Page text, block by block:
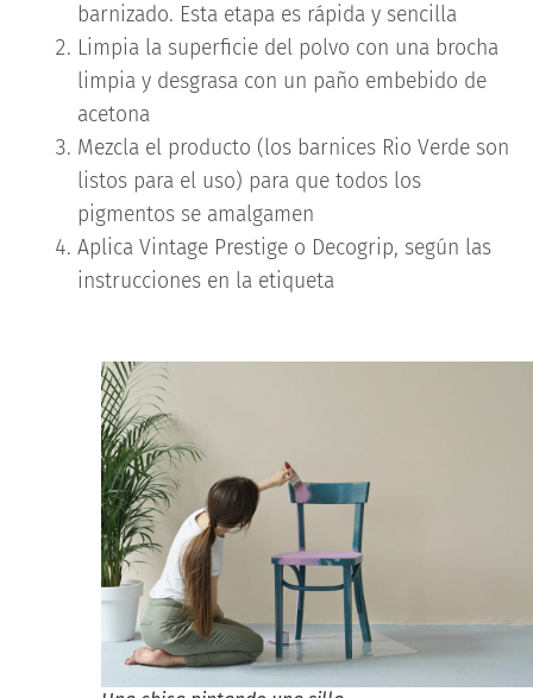
barnizado. Esta etapa es rápida y sencilla
Limpia la superficie del polvo con una brocha
limpia y desgrasa con un paño embebido de
acetona
Mezcla el producto (los barnices Rio Verde son
listos para el uso) para que todos los
pigmentos se amalgamen
Aplica Vintage Prestige o Decogrip, según las
instrucciones en la etiqueta